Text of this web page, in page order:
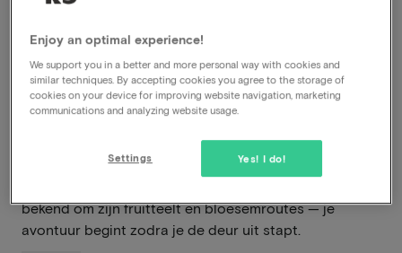
Ontdek de luxe van Hotel Monte Cristo in Hoeselt, een
parel van verfijning en comfort genesteld in het hart
van Limburg. Met zijn elegante
viersterrenaccommodatie biedt Hotel Monte Cristo
de perfecte uitvalsbasis om de rijke cultuur en natuur
van de regio te verkennen. Van de historische stad
Tongeren, de oudste stad van België, tot het
bekend om zijn fruitteelt en bloesemroutes — je
avontuur begint zodra je de deur uit stapt.
Enjoy an optimal experience!
We support you in a better and more personal way with cookies and
similar techniques. By accepting cookies you agree to the storage of
cookies on your device for improving website navigation, marketing
communications and analyzing website usage.
Yes! I do!
Settings